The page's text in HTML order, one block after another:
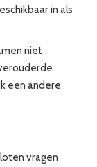
in als
niet
een andere
vragen